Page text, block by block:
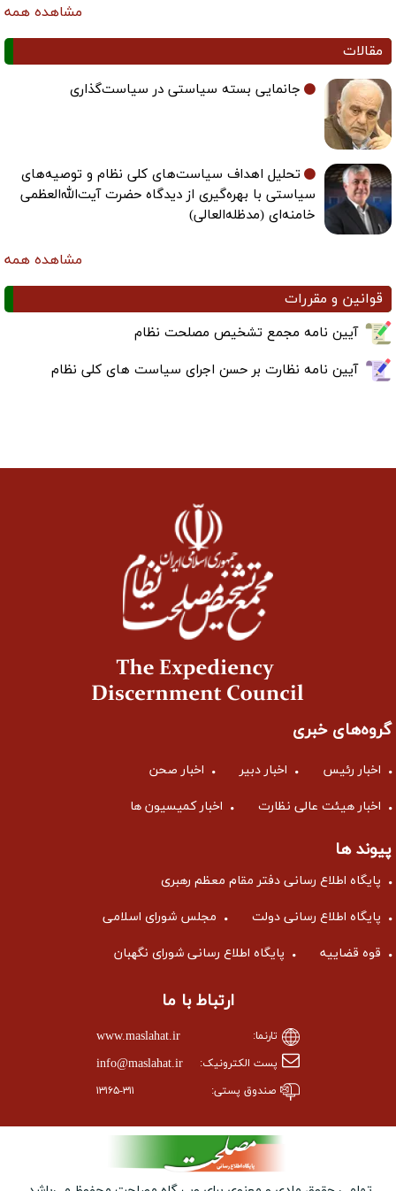
مشاهده همه
مقالات
جانمایی بسته سیاستی در سیاست‌گذاری
تحلیل اهداف سیاست‌های کلی نظام و توصیه‌های
سیاستی با بهره‌گیری از دیدگاه حضرت آیت‌الله‌العظمی
خامنه‌ای (مدظله‌العالی)
مشاهده همه
قوانین و مقررات
آیین نامه مجمع تشخیص مصلحت نظام
آیین نامه نظارت بر حسن اجرای سیاست های کلی نظام
گروه‌های خبری
اخبار رئیس اخبار دبیر اخبار صحن
اخبار هیئت عالی نظارت اخبار کمیسیون ها
پیوند ها
پایگاه اطلاع رسانی دفتر مقام معظم رهبری
پایگاه اطلاع رسانی دولت مجلس شورای اسلامی
قوه قضاییه پایگاه اطلاع رسانی شورای نگهبان
ارتباط با ما
تارنما: www.maslahat.ir
پست الکترونیک: info@maslahat.ir
صندوق پستی: ۱۳۱۶۵-۳۱۱